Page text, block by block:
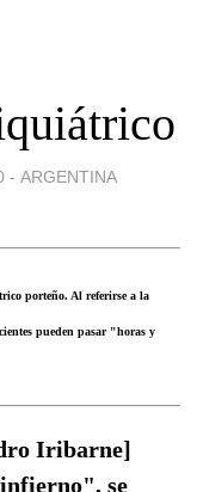
- ARGENTINA
porteño. Al referirse a la
pueden pasar "horas y
Iribarne]
se